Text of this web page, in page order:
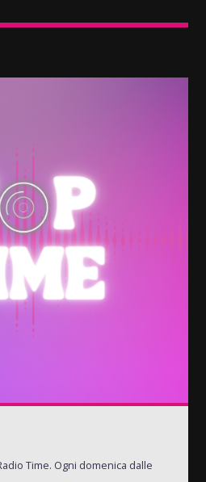
Time. Ogni domenica dalle